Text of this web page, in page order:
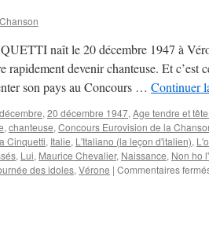
naît le 20 décembre 1947 à
rapidement devenir chanteuse. Et c’est
son pays au Concours … Continuer
, 20 décembre 1947, Age tendre et
, chanteuse, Concours Eurovision de la
Cinquetti, Italie, L'Italiano (la leçon d'italien),
, Lui, Maurice Chevalier, Naissance, Non ho
des idoles, Vérone | Commentaires